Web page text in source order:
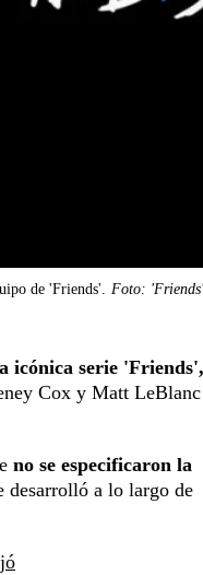
de 'Friends'. Foto:
icónica serie 'Friends',
Cox y Matt LeBlanc
no se especificaron la
desarrolló a lo largo de